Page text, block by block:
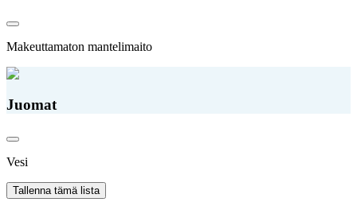
Makeuttamaton mantelimaito
Juomat
Vesi
Tallenna tämä lista